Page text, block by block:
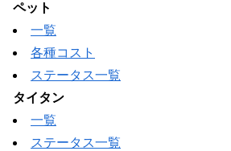
ペット
一覧
各種コスト
ステータス一覧
タイタン
一覧
ステータス一覧